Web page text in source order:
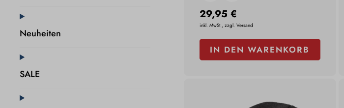
Neuheiten
SALE
29,95 €
inkl. MwSt., zzgl. Versand
IN DEN WARENKORB